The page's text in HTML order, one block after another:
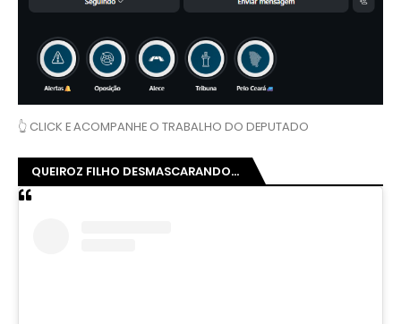
👆 CLICK E ACOMPANHE O TRABALHO DO DEPUTADO
QUEIROZ FILHO DESMASCARANDO...